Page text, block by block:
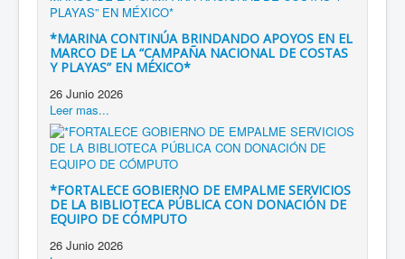
*MARINA CONTINÚA BRINDANDO APOYOS EN EL
MARCO DE LA “CAMPAÑA NACIONAL DE COSTAS
Y PLAYAS” EN MÉXICO*
26 Junio 2026
Leer mas...
*FORTALECE GOBIERNO DE EMPALME SERVICIOS
DE LA BIBLIOTECA PÚBLICA CON DONACIÓN DE
EQUIPO DE CÓMPUTO
26 Junio 2026